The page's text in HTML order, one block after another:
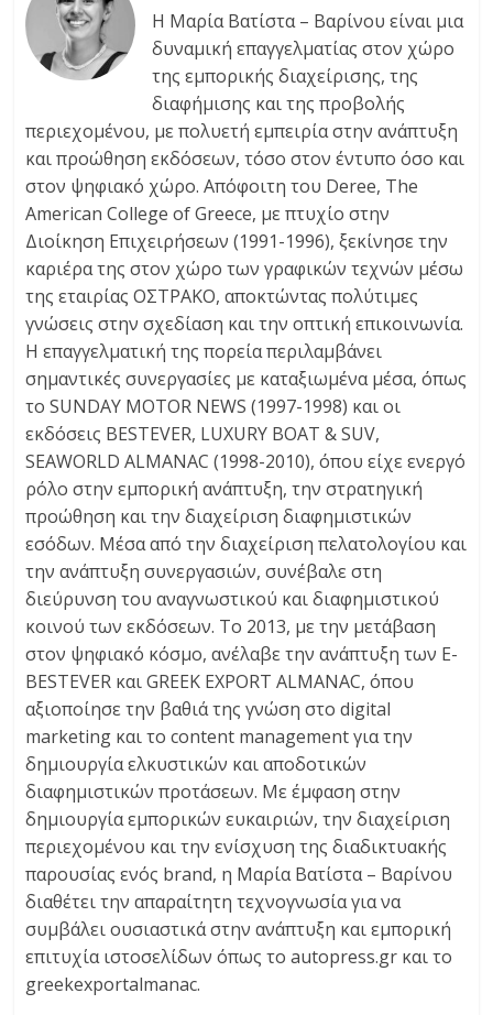
Η Μαρία Βατίστα – Βαρίνου είναι μια
δυναμική επαγγελματίας στον χώρο
της εμπορικής διαχείρισης, της
διαφήμισης και της προβολής
περιεχομένου, με πολυετή εμπειρία στην ανάπτυξη
και προώθηση εκδόσεων, τόσο στον έντυπο όσο και
στον ψηφιακό χώρο. Απόφοιτη του Deree, The
American College of Greece, με πτυχίο στην
Διοίκηση Επιχειρήσεων (1991-1996), ξεκίνησε την
καριέρα της στον χώρο των γραφικών τεχνών μέσω
της εταιρίας ΟΣΤΡΑΚΟ, αποκτώντας πολύτιμες
γνώσεις στην σχεδίαση και την οπτική επικοινωνία.
Η επαγγελματική της πορεία περιλαμβάνει
σημαντικές συνεργασίες με καταξιωμένα μέσα, όπως
το SUNDAY MOTOR NEWS (1997-1998) και οι
εκδόσεις BESTEVER, LUXURY BOAT & SUV,
SEAWORLD ALMANAC (1998-2010), όπου είχε ενεργό
ρόλο στην εμπορική ανάπτυξη, την στρατηγική
προώθηση και την διαχείριση διαφημιστικών
εσόδων. Μέσα από την διαχείριση πελατολογίου και
την ανάπτυξη συνεργασιών, συνέβαλε στη
διεύρυνση του αναγνωστικού και διαφημιστικού
κοινού των εκδόσεων. Το 2013, με την μετάβαση
στον ψηφιακό κόσμο, ανέλαβε την ανάπτυξη των E-
BESTEVER και GREEK EXPORT ALMANAC, όπου
αξιοποίησε την βαθιά της γνώση στο digital
marketing και το content management για την
δημιουργία ελκυστικών και αποδοτικών
διαφημιστικών προτάσεων. Με έμφαση στην
δημιουργία εμπορικών ευκαιριών, την διαχείριση
περιεχομένου και την ενίσχυση της διαδικτυακής
παρουσίας ενός brand, η Μαρία Βατίστα – Βαρίνου
διαθέτει την απαραίτητη τεχνογνωσία για να
συμβάλει ουσιαστικά στην ανάπτυξη και εμπορική
επιτυχία ιστοσελίδων όπως το autopress.gr και το
greekexportalmanac.